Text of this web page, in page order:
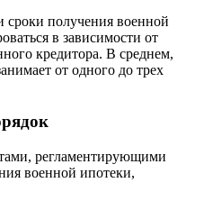
сроки получения военной
в зависимости от
кредитора. В среднем,
от одного до трех
регламентирующими
военной ипотеки,